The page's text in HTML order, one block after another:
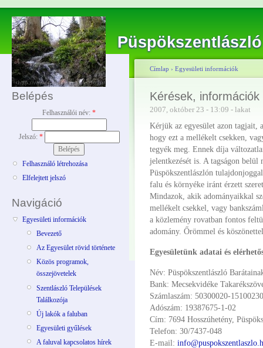
Püspökszentlászló
Belépés
Felhasználói név: *
Jelszó: *
Felhasználó létrehozása
Elfelejtett jelszó
Navigáció
Egyesületi információk
Bevezető
Az Egyesület rövid története
Közös programok,
összejövetelek
Szentlászló Települések
Találkozója
Új lakók a faluban
Egyesületi gyűlések
A faluval kapcsolatos hírek
Címlap › Egyesületi információk
Kérések, információk
2007, október 23 - 13:09 - lakat
Kérjük az egyesület azon tagjait,
hogy ezt a mellékelt csekken,
tegyék meg. Ennek díja
jelentkezését is. A tagságon
Püspökszentlászlón
falu és környéke iránt érzett
Mindazok, akik adományaikkal
mellékelt csekkel, vagy
a közlemény rovatban fontos
adomány. Őrömmel és
Egyesületünk adatai és
Név: Püspökszentlászló
Bank: Mecsekvidéke
Számlaszám: 50300020-15100230
Adószám: 19387675-1-02
Cím: 7694 Hosszúhetény,
Telefon: 30/7437-048
E-mail: